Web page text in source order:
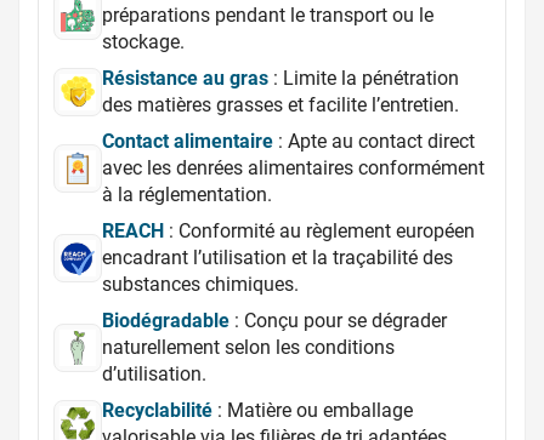
préparations pendant le transport ou le
stockage.
Résistance au gras : Limite la pénétration
des matières grasses et facilite l’entretien.
Contact alimentaire : Apte au contact direct
avec les denrées alimentaires conformément
à la réglementation.
REACH : Conformité au règlement européen
encadrant l’utilisation et la traçabilité des
substances chimiques.
Biodégradable : Conçu pour se dégrader
naturellement selon les conditions
d’utilisation.
Recyclabilité : Matière ou emballage